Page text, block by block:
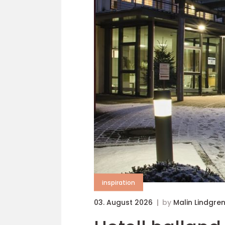
inspiration
03. August 2026 by Malin Lindgren